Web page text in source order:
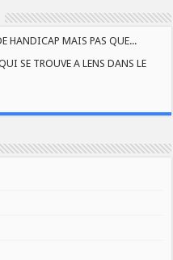
HANDICAP MAIS PAS QUE...
SE TROUVE A LENS DANS LE